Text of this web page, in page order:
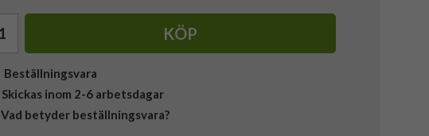
KÖP
Beställningsvara
Skickas inom 2-6 arbetsdagar
Vad betyder beställningsvara?